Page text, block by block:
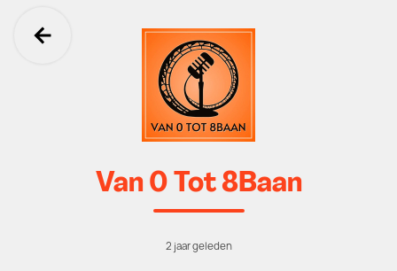
Ga terug
Van 0 Tot 8Baan
2 jaar geleden